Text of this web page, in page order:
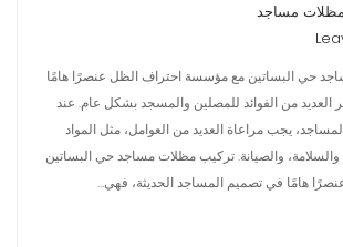
مساجد
حي البساتين مع مؤسسة احتراف الظل عنصرًا هامًا
من الفوائد للمصلين والمسجد بشكل عام. عند
يجب مراعاة العديد من العوامل، مثل المواد
والصيانة. تركيب مظلات مساجد حي البساتين
هامًا في تصميم المساجد الحديثة، فهي…